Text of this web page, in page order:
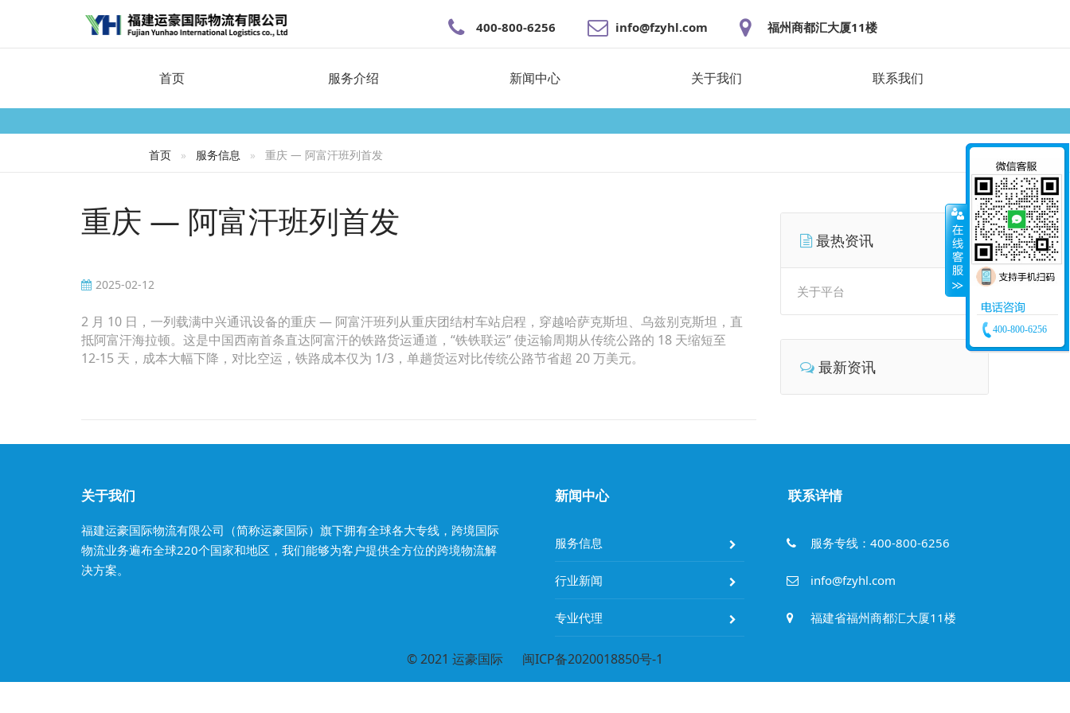
400-800-6256 info@fzyhl.com 福州商都汇大厦11楼
首页 服务介绍 新闻中心 关于我们 联系我们
首页 服务信息 重庆 — 阿富汗班列首发
重庆 — 阿富汗班列首发
2025-02-12
2 月 10 日，一列载满中兴通讯设备的重庆 — 阿富汗班列从重庆团结村车站启程，穿越哈萨克斯坦、乌兹别克斯坦，直
抵阿富汗海拉顿。这是中国西南首条直达阿富汗的铁路货运通道，“铁铁联运” 使运输周期从传统公路的 18 天缩短至
12-15 天，成本大幅下降，对比空运，铁路成本仅为 1/3，单趟货运对比传统公路节省超 20 万美元。
最热资讯
关于平台
最新资讯
关于我们
福建运豪国际物流有限公司（简称运豪国际）旗下拥有全球各大专线，跨境国际
物流业务遍布全球220个国家和地区，我们能够为客户提供全方位的跨境物流解
决方案。
新闻中心
服务信息
行业新闻
专业代理
联系详情
服务专线：400-800-6256
info@fzyhl.com
福建省福州商都汇大厦11楼
© 2021 运豪国际 闽ICP备2020018850号-1
400-800-6256